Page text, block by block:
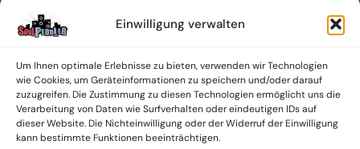
Einwilligung verwalten
Um Ihnen optimale Erlebnisse zu bieten, verwenden wir Technologien
wie Cookies, um Geräteinformationen zu speichern und/oder darauf
zuzugreifen. Die Zustimmung zu diesen Technologien ermöglicht uns die
Verarbeitung von Daten wie Surfverhalten oder eindeutigen IDs auf
dieser Website. Die Nichteinwilligung oder der Widerruf der Einwilligung
kann bestimmte Funktionen beeinträchtigen.
entwickelt aus dem SoulPeddler Vinyl-Presswerk und
unserer Online-Gig-Plattform.
Wir bieten eine breite Auswahl an sowohl hochgradig
sammelwürdigen als auch Mainstream-Titeln und -Formaten auf
Vinyl, CD und weiteren Medien.
Sowohl neue als auch gebrauchte, nach Zustand bewertete